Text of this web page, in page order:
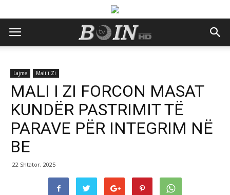
Lajme Mali i Zi
MALI I ZI FORCON MASAT
KUNDËR PASTRIMIT TË
PARAVE PËR INTEGRIM NË
BE
22 Shtator, 2025